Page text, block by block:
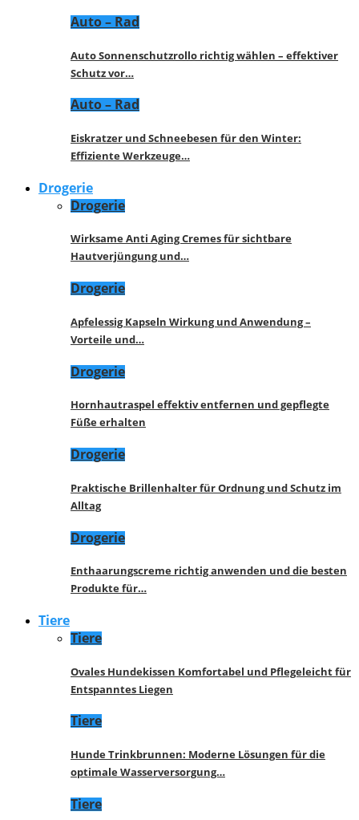
Auto – Rad
Auto Sonnenschutzrollo richtig wählen – effektiver
Schutz vor…
Auto – Rad
Eiskratzer und Schneebesen für den Winter:
Effiziente Werkzeuge…
Drogerie
Drogerie
Wirksame Anti Aging Cremes für sichtbare
Hautverjüngung und…
Drogerie
Apfelessig Kapseln Wirkung und Anwendung –
Vorteile und…
Drogerie
Hornhautraspel effektiv entfernen und gepflegte
Füße erhalten
Drogerie
Praktische Brillenhalter für Ordnung und Schutz im
Alltag
Drogerie
Enthaarungscreme richtig anwenden und die besten
Produkte für…
Tiere
Tiere
Ovales Hundekissen Komfortabel und Pflegeleicht für
Entspanntes Liegen
Tiere
Hunde Trinkbrunnen: Moderne Lösungen für die
optimale Wasserversorgung…
Tiere